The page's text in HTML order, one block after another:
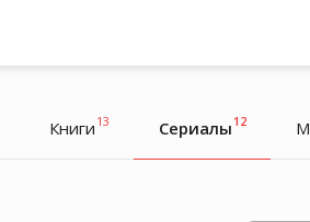
Книги 13 Cериалы 12